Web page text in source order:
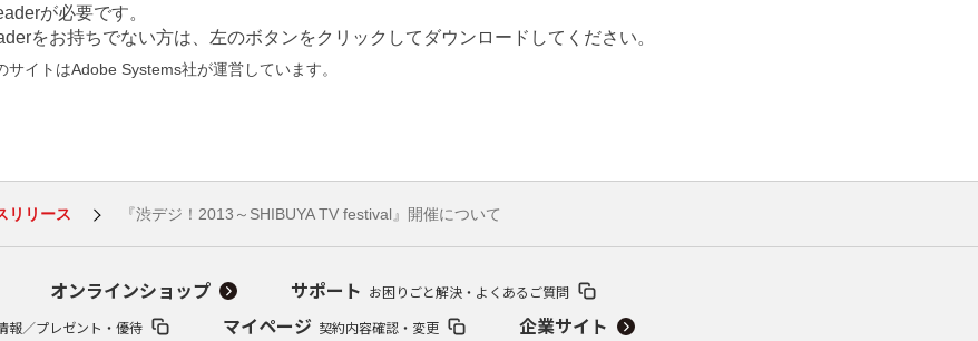
が必要です。
をお持ちでない方は、左のボタンをクリックしてダウンロードしてください。
イトはAdobe Systems社が運営しています。
リリース 『渋デジ！2013～SHIBUYA TV festival』開催について
オンラインショップ サポート お困りごと解決・よくあるご質問
報／プレゼント・優待 マイページ 契約内容確認・変更 企業サイト